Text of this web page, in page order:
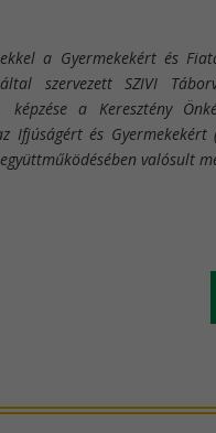
a Gyermekekért és
szervezett SZIVI
a Keresztény
Ifjúságért és Gyermekekért
valósult